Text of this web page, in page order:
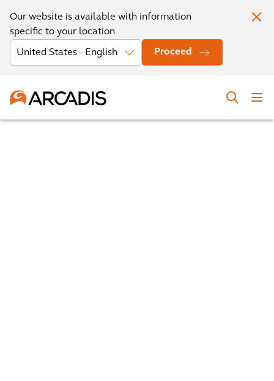
Our website is available with information
specific to your location
Proceed